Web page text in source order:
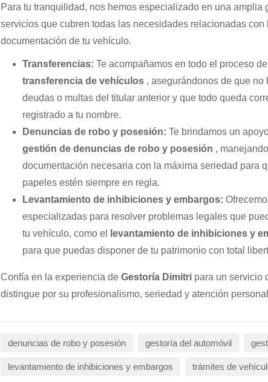
Para tu tranquilidad, nos hemos especializado en una amplia
servicios que cubren todas las necesidades relacionadas con
documentación de tu vehículo.
Transferencias: Te acompañamos en todo el proceso de
transferencia de vehículos, asegurándonos de que no
deudas o multas del titular anterior y que todo queda
registrado a tu nombre.
Denuncias de robo y posesión: Te brindamos un
gestión de denuncias de robo y posesión ,
documentación necesaria con la máxima seriedad para
papeles estén siempre en regla.
Levantamiento de inhibiciones y embargos:
especializadas para resolver problemas legales que
tu vehículo, como el
levantamiento de inhibiciones y
para que puedas disponer de tu patrimonio con total
Confía en la experiencia de Gestoría Dimitripara un servicio
distingue por su profesionalismo, seriedad y atención
denuncias de robo y posesión gestoría del automóvil
levantamiento de inhibiciones y embargos trámites de